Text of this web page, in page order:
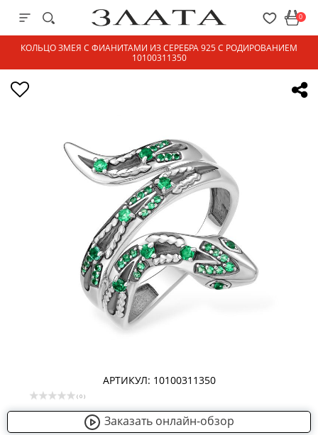
0
КОЛЬЦО ЗМЕЯ С ФИАНИТАМИ ИЗ СЕРЕБРА 925 С РОДИРОВАНИЕМ
10100311350
АРТИКУЛ: 10100311350
( 0 )
Заказать онлайн-обзор